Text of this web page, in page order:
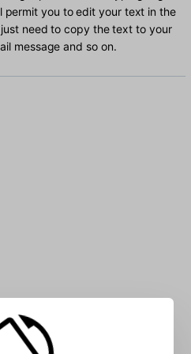
permit you to edit your text in the
need to copy the text to your
message and so on.
into the box: